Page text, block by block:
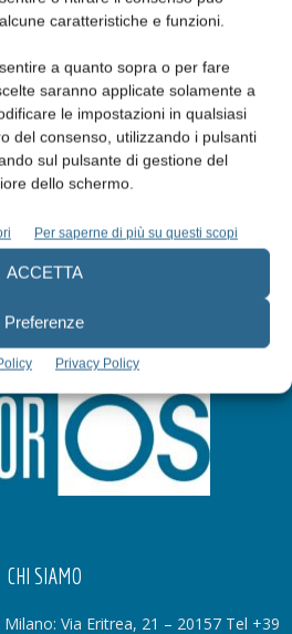
caratteristiche e funzioni.
a quanto sopra o per fare
saranno applicate solamente a
le impostazioni in qualsiasi
del consenso, utilizzando i pulsanti
sul pulsante di gestione del
dello schermo.
Per saperne di più su questi scopi
ACCETTA
Preferenze
Privacy Policy
CHI SIAMO
Via Eritrea, 21 – 20157 Tel +39